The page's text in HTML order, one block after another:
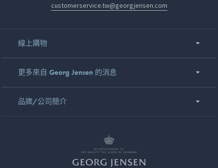
customerservice.tw@georgjensen.com
線上購物
更多來自 Georg Jensen 的消息
品牌/公司簡介